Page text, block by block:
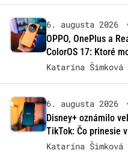
6. augusta 2026
OPPO, OnePlus a
ColorOS 17: Ktoré
Katarína Šimková
6. augusta 2026
Disney+ oznámilo
TikTok: Čo prinesie
Katarína Šimková